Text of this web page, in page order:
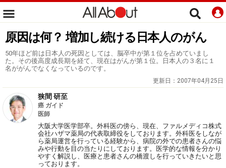
原因は何？ 増加し続ける日本人のがん
50年ほど前は日本人の死因としては、脳卒中が第１位を占めていまし
た。その後高度成長期を経て、現在はがんが第１位。日本人の３名に１
名ががんでなくなっているのです。
更新日： 2007年04月25日
狭間 研至
癌 ガイド
医師
大阪大学医学部卒。外科医の傍ら、現在、ファルメディコ株式
会社ハザマ薬局の代表取締役をしております。外科医をしなが
ら薬局運営を行っている経験から、病院の外での患者さんの悩
みや行動を目の当たりにしております。医学的な情報を分かり
やすく解説し、医療と患者さんの橋渡しを行っていきたいと思
っております。